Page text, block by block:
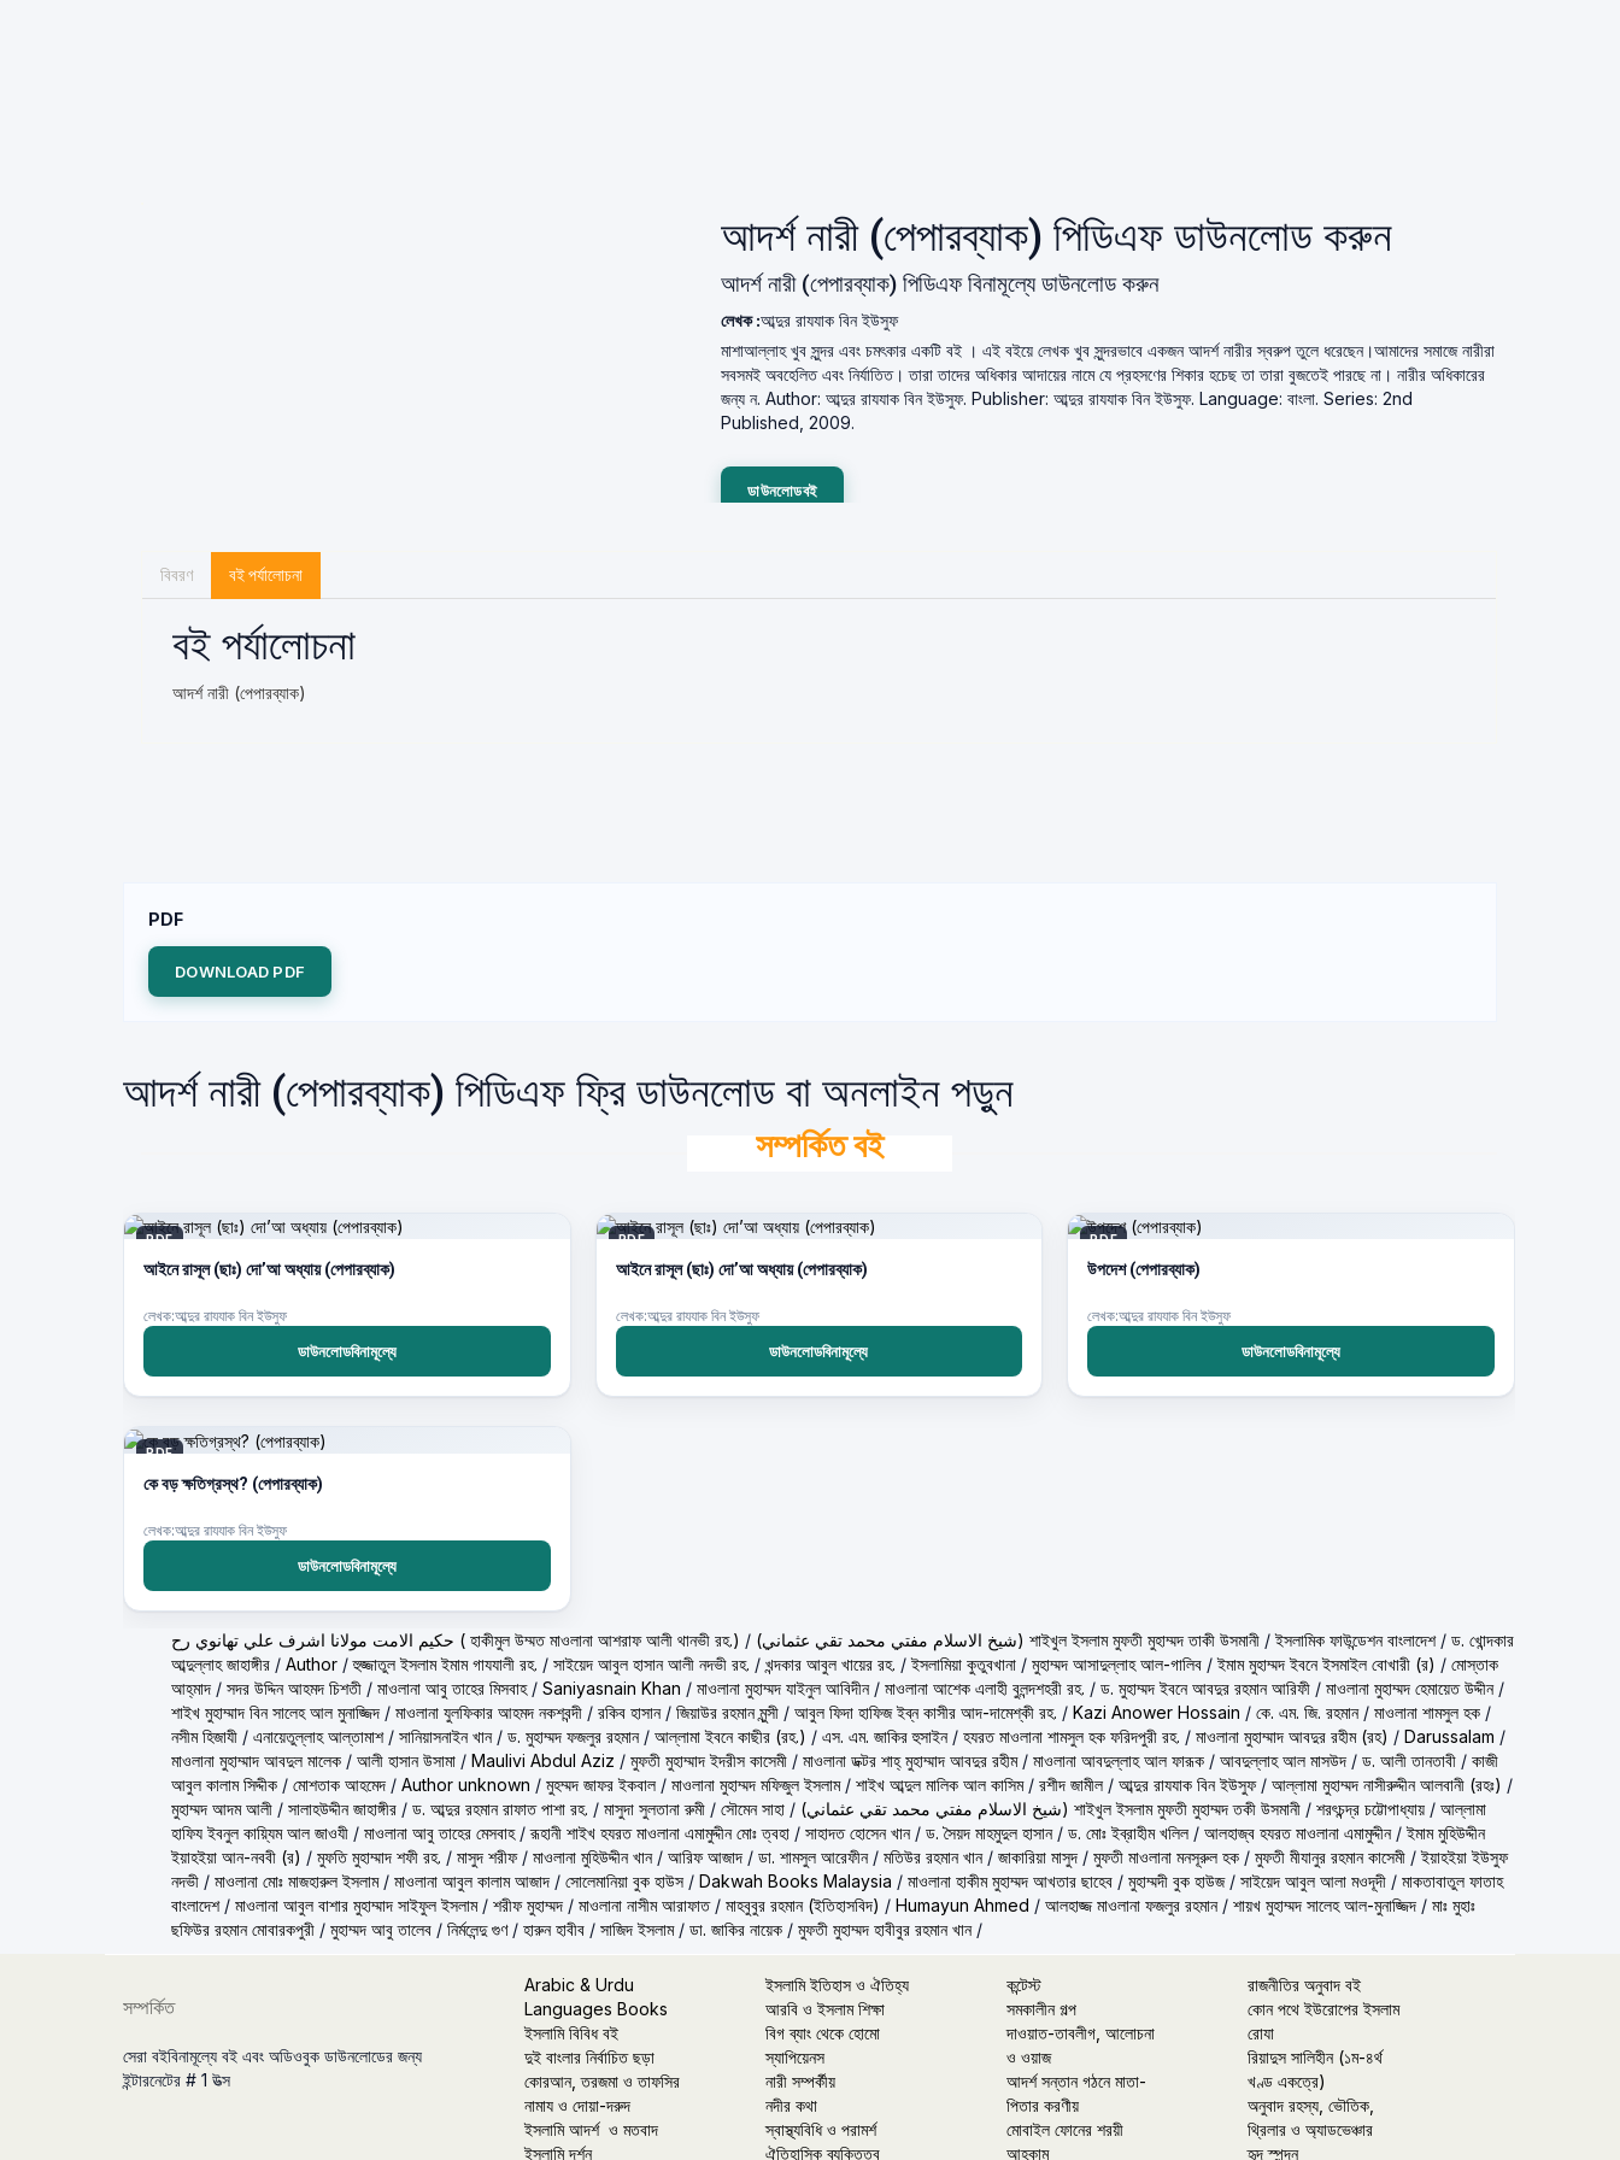
আদর্শ নারী (পেপারব্যাক) পিডিএফ ডাউনলোড করুন
আদর্শ নারী (পেপারব্যাক) পিডিএফ বিনামূল্যে ডাউনলোড করুন
লেখক :আব্দুর রাযযাক বিন ইউসুফ
মাশাআল্লাহ খুব সুন্দর এবং চমৎকার একটি বই । এই বইয়ে লেখক খুব সুন্দরভাবে একজন আদর্শ নারীর স্বরুপ তুলে ধরেছেন।আমাদের সমাজে নারীরা
সবসমই অবহেলিত এবং নির্যাতিত। তারা তাদের অধিকার আদায়ের নামে যে প্রহসণের শিকার হচেছ তা তারা বুজতেই পারছে না। নারীর অধিকারের
জন্য ন. Author: আব্দুর রাযযাক বিন ইউসুফ. Publisher: আব্দুর রাযযাক বিন ইউসুফ. Language: বাংলা. Series: 2nd
Published, 2009.
ডাউনলোডবই
বিবরণ বই পর্যালোচনা
বই পর্যালোচনা
আদর্শ নারী (পেপারব্যাক)
PDF
DOWNLOAD PDF
আদর্শ নারী (পেপারব্যাক) পিডিএফ ফ্রি ডাউনলোড বা অনলাইন পড়ুন
সম্পর্কিত বই
PDF
আইনে রাসূল (ছাঃ) দো’আ অধ্যায় (পেপারব্যাক)
লেখক:আব্দুর রাযযাক বিন ইউসুফ
ডাউনলোডবিনামূল্যে
PDF
আইনে রাসূল (ছাঃ) দো’আ অধ্যায় (পেপারব্যাক)
লেখক:আব্দুর রাযযাক বিন ইউসুফ
ডাউনলোডবিনামূল্যে
PDF
উপদেশ (পেপারব্যাক)
লেখক:আব্দুর রাযযাক বিন ইউসুফ
ডাউনলোডবিনামূল্যে
PDF
কে বড় ক্ষতিগ্রস্থ? (পেপারব্যাক)
লেখক:আব্দুর রাযযাক বিন ইউসুফ
ডাউনলোডবিনামূল্যে
حكيم الامت مولانا اشرف علي تهانوي رح ( হাকীমুল উম্মত মাওলানা আশরাফ আলী থানভী রহ.) / (شيخ الاسلام مفتي محمد تقي عثماني) শাইখুল ইসলাম মুফতী মুহাম্মদ তাকী উসমানী /ইসলামিক ফাউন্ডেশন বাংলাদেশ/ ড. খোন্দকার
আব্দুল্লাহ জাহাঙ্গীর / Author /হুজ্জাতুল ইসলাম ইমাম গাযযালী রহ. / সাইয়েদ আবুল হাসান আলী নদভী রহ. / খন্দকার আবুল খায়ের রহ. /ইসলামিয়া কুতুবখানা / মুহাম্মদ আসাদুল্লাহ আল-গালিব /ইমাম মুহাম্মদ ইবনে ইসমাইল বোখারী (র) / মোস্তাক
আহ্‌মাদ / সদর উদ্দিন আহমদ চিশতী / মাওলানা আবু তাহের মিসবাহ/ Saniyasnain Khan / মাওলানা মুহাম্মদ যাইনুল আবিদীন/ মাওলানা আশেক এলাহী বুলন্দশহরী রহ. / ড. মুহাম্মদ ইবনে আবদুর রহমান আরিফী / মাওলানা মুহাম্মদ হেমায়েত উদ্দীন/
শাইখ মুহাম্মাদ বিন সালেহ আল মুনাজ্জিদ / মাওলানা যুলফিকার আহমদ নকশবন্দী / রকিব হাসান/ জিয়াউর রহমান মুন্সী / আবুল ফিদা হাফিজ ইব্‌ন কাসীর আদ-দামেশ্‌কী রহ. / Kazi Anower Hossain / কে. এম. জি. রহমান/ মাওলানা শামসুল হক /
নসীম হিজাযী / এনায়েতুল্লাহ আল্‌তামাশ/ সানিয়াসনাইন খান/ ড. মুহাম্মদ ফজলুর রহমান/ আল্লামা ইবনে কাছীর (রহ.) / এস. এম. জাকির হুসাইন/ হযরত মাওলানা শামসুল হক ফরিদপুরী রহ. / মাওলানা মুহাম্মাদ আবদুর রহীম (রহ) / Darussalam /
মাওলানা মুহাম্মাদ আবদুল মালেক / আলী হাসান উসামা / Maulivi Abdul Aziz / মুফতী মুহাম্মাদ ইদরীস কাসেমী / মাওলানা ডক্টর শাহ্‌ মুহাম্মাদ আবদুর রহীম/ মাওলানা আবদুল্লাহ আল ফারূক / আবদুল্লাহ আল মাসউদ / ড. আলী তানতাবী / কাজী
আবুল কালাম সিদ্দীক / মোশতাক আহমেদ / Author unknown / মুহম্মদ জাফর ইকবাল / মাওলানা মুহাম্মদ মফিজুল ইসলাম/ শাইখ আব্দুল মালিক আল কাসিম/ রশীদ জামীল / আব্দুর রাযযাক বিন ইউসুফ/ আল্লামা মুহাম্মদ নাসীরুদ্দীন আলবানী (রহঃ) /
মুহাম্মদ আদম আলী / সালাহউদ্দীন জাহাঙ্গীর / ড. আব্দুর রহমান রাফাত পাশা রহ. / মাসুদা সুলতানা রুমী / সৌমেন সাহা / (شيخ الاسلام مفتي محمد تقي عثماني) শাইখুল ইসলাম মুফতী মুহাম্মদ তকী উসমানী / শরৎচন্দ্র চট্টোপাধ্যায় / আল্লামা
হাফিয ইবনুল কায়্যিম আল জাওযী / মাওলানা আবু তাহের মেসবাহ/রূহানী শাইখ হযরত মাওলানা এমামুদ্দীন মোঃ ত্বহা / সাহাদত হোসেন খান/ ড. সৈয়দ মাহমুদুল হাসান/ ড. মোঃ ইব্রাহীম খলিল / আলহাজ্ব হযরত মাওলানা এমামুদ্দীন/ইমাম মুহিউদ্দীন
ইয়াহইয়া আন-নববী (র) / মুফতি মুহাম্মাদ শফী রহ. / মাসুদ শরীফ/ মাওলানা মুহিউদ্দীন খান/ আরিফ আজাদ / ডা. শামসুল আরেফীন/ মতিউর রহমান খান/ জাকারিয়া মাসুদ / মুফতী মাওলানা মনসূরুল হক / মুফতী মীযানুর রহমান কাসেমী /ইয়াহইয়া ইউসুফ
নদভী / মাওলানা মোঃ মাজহারুল ইসলাম/ মাওলানা আবুল কালাম আজাদ / সোলেমানিয়া বুক হাউস / Dakwah Books Malaysia / মাওলানা হাকীম মুহাম্মদ আখতার ছাহেব / মুহাম্মদী বুক হাউজ/ সাইয়েদ আবুল আলা মওদূদী / মাকতাবাতুল ফাতাহ
বাংলাদেশ/ মাওলানা আবুল বাশার মুহাম্মাদ সাইফুল ইসলাম/ শরীফ মুহাম্মদ / মাওলানা নাসীম আরাফাত/ মাহবুবুর রহমান (ইতিহাসবিদ) / Humayun Ahmed / আলহাজ্জ মাওলানা ফজলুর রহমান/ শায়খ মুহাম্মদ সালেহ আল-মুনাজ্জিদ / মাঃ মুহাঃ
ছফিউর রহমান মোবারকপুরী / মুহাম্মদ আবু তালেব / নির্মলেন্দু গুণ/ হারুন হাবীব / সাজিদ ইসলাম/ ডা. জাকির নায়েক / মুফতী মুহাম্মদ হাবীবুর রহমান খান/
সম্পর্কিত
সেরা বইবিনামূল্যে বই এবং অডিওবুক ডাউনলোডের জন্য
ইন্টারনেটের # 1 উত্স
Arabic & Urdu
Languages Books
ইসলামি বিবিধ বই
দুই বাংলার নির্বাচিত ছড়া
কোরআন, তরজমা ও তাফসির
নামায ও দোয়া-দরুদ
ইসলামি আদর্শ ও মতবাদ
ইসলামি দর্শন
ইসলামি ইতিহাস ও ঐতিহ্য
আরবি ও ইসলাম শিক্ষা
বিগ ব্যাং থেকে হোমো
স্যাপিয়েনস
নারী সম্পর্কীয়
নদীর কথা
স্বাস্থ্যবিধি ও পরামর্শ
ঐতিহাসিক ব্যক্তিত্ব
কন্টেস্ট
সমকালীন গল্প
দাওয়াত-তাবলীগ, আলোচনা
ও ওয়াজ
আদর্শ সন্তান গঠনে মাতা-
পিতার করণীয়
মোবাইল ফোনের শরয়ী
আহকাম
রাজনীতির অনুবাদ বই
কোন পথে ইউরোপের ইসলাম
রোযা
রিয়াদুস সালিহীন (১ম-৪র্থ
খণ্ড একত্রে)
অনুবাদ রহস্য, ভৌতিক,
থ্রিলার ও অ্যাডভেঞ্চার
হৃদ স্পন্দন